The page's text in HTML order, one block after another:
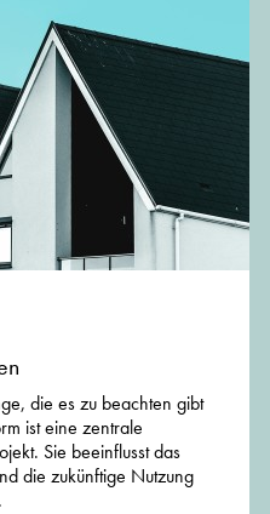
die es zu beachten gibt
ist eine zentrale
Sie beeinflusst das
die zukünftige Nutzung